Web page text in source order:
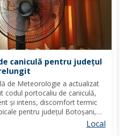
caniculă pentru județul
de Meteorologie a actualizat
codul portocaliu de caniculă,
și intens, discomfort termic
pentru județul Botoșani,
maxime vor fiLocal